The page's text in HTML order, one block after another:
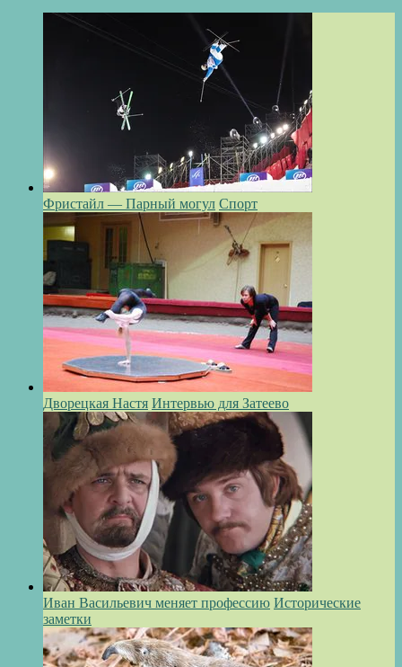
Фристайл — Парный могул Спорт
Дворецкая Настя Интервью для Затеево
Иван Васильевич меняет профессию Исторические
заметки